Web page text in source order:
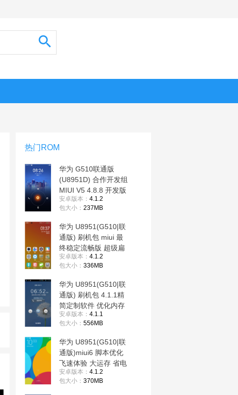
热门ROM
华为 G510联通版
(U8951D) 合作开发组
MIUI V5 4.8.8 开发版
安卓版本： 4.1.2
包大小： 237MB
华为 U8951(G510|联
通版) 刷机包 miui 最
终稳定流畅版 超级扁
平化 适合长期使用
安卓版本： 4.1.2
包大小： 336MB
华为 U8951(G510|联
通版) 刷机包 4.1.1精
简定制软件 优化内存
内核优化
安卓版本： 4.1.1
包大小： 556MB
华为 U8951(G510|联
通版)miui6 脚本优化
飞速体验 大运存 省电
流畅
安卓版本： 4.1.2
包大小： 370MB